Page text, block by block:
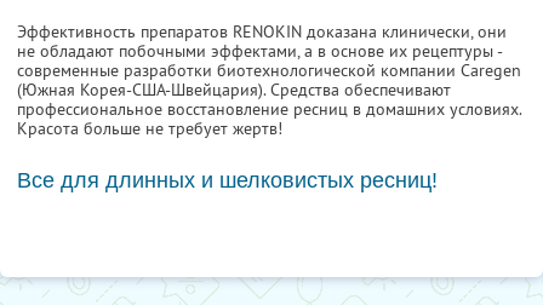
Эффективность препаратов RENOKIN доказана клинически, они
не обладают побочными эффектами, а в основе их рецептуры -
современные разработки биотехнологической компании Caregen
(Южная Корея-США-Швейцария). Средства обеспечивают
профессиональное восстановление ресниц в домашних условиях.
Красота больше не требует жертв!
Все для длинных и шелковистых ресниц!